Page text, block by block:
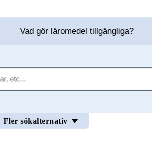
Vad gör läromedel tillgängliga?
Fler sökalternativ